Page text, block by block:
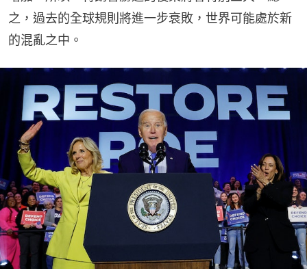
之，過去的全球規則將進一步衰敗，世界可能處於新
的混亂之中。